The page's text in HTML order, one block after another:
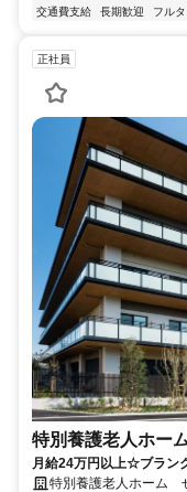
交通費支給
長期歓迎 フル
正社員
特別養護老人ホー
月給24万円以上☆ブラン
特別養護老人ホーム